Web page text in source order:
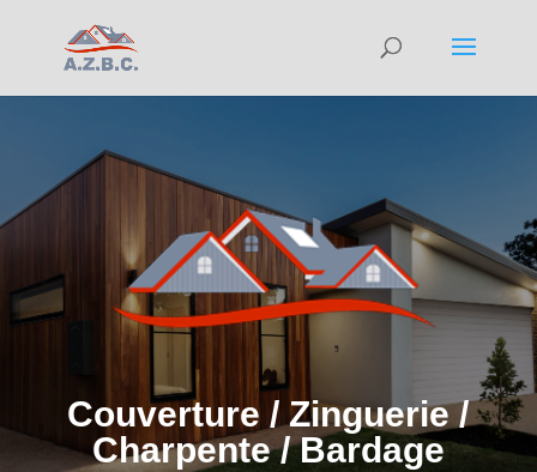
Couverture / Zinguerie /
Charpente / Bardage